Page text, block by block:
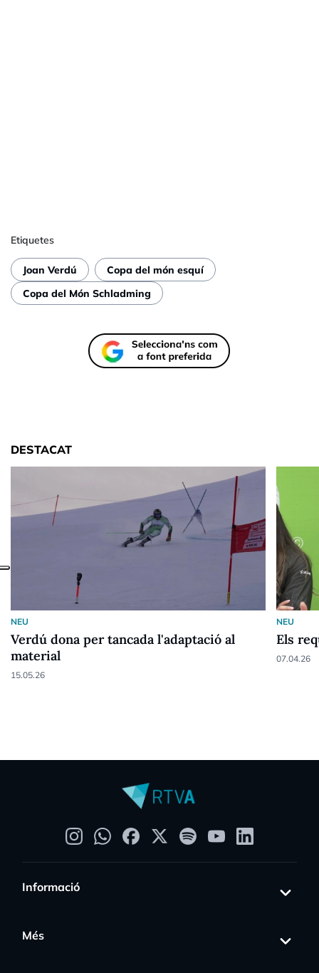
Etiquetes
Joan Verdú
Copa del món esquí
Copa del Món Schladming
DESTACAT
NEU
Verdú dona per tancada l'adaptació al
material
15.05.26
NEU
Els
07.04.26
Informació
Més